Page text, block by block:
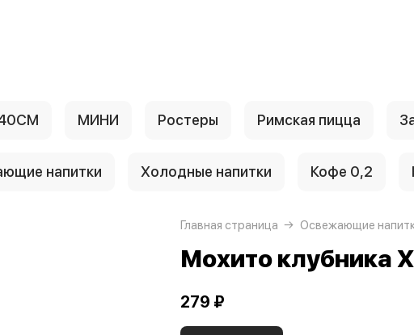
МИНИ Ростеры Римская пицца
напитки Холодные напитки Кофе 0,2
Главная страница Освежающие
Мохито клубника
279 ₽